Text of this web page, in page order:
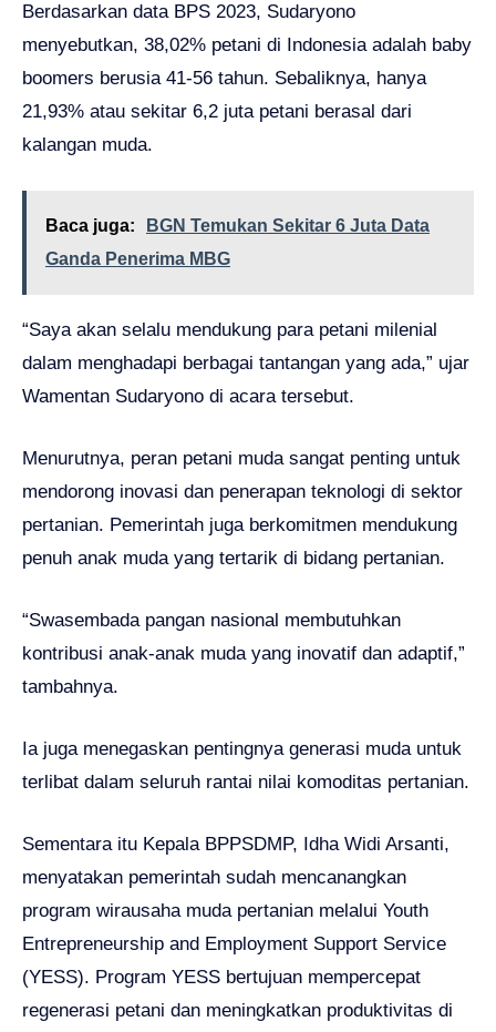
Berdasarkan data BPS 2023, Sudaryono
menyebutkan, 38,02% petani di Indonesia adalah baby
boomers berusia 41-56 tahun. Sebaliknya, hanya
21,93% atau sekitar 6,2 juta petani berasal dari
kalangan muda.
Baca juga:
BGN Temukan Sekitar 6 Juta Data
Ganda Penerima MBG
“Saya akan selalu mendukung para petani milenial
dalam menghadapi berbagai tantangan yang ada,” ujar
Wamentan Sudaryono di acara tersebut.
Menurutnya, peran petani muda sangat penting untuk
mendorong inovasi dan penerapan teknologi di sektor
pertanian. Pemerintah juga berkomitmen mendukung
penuh anak muda yang tertarik di bidang pertanian.
“Swasembada pangan nasional membutuhkan
kontribusi anak-anak muda yang inovatif dan adaptif,”
tambahnya.
Ia juga menegaskan pentingnya generasi muda untuk
terlibat dalam seluruh rantai nilai komoditas pertanian.
Sementara itu Kepala BPPSDMP, Idha Widi Arsanti,
menyatakan pemerintah sudah mencanangkan
program wirausaha muda pertanian melalui Youth
Entrepreneurship and Employment Support Service
(YESS). Program YESS bertujuan mempercepat
regenerasi petani dan meningkatkan produktivitas di